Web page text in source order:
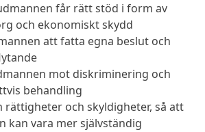
får rätt stöd i form av
och ekonomiskt skydd
att fatta egna beslut och
mot diskriminering och
behandling
rättigheter och skyldigheter, så att
kan vara mer självständig